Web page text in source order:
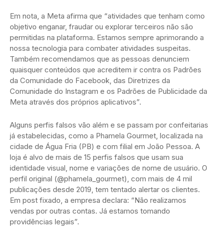
Em nota, a Meta afirma que “atividades que tenham como
objetivo enganar, fraudar ou explorar terceiros não são
permitidas na plataforma. Estamos sempre aprimorando a
nossa tecnologia para combater atividades suspeitas.
Também recomendamos que as pessoas denunciem
quaisquer conteúdos que acreditem ir contra os Padrões
da Comunidade do Facebook, das Diretrizes da
Comunidade do Instagram e os Padrões de Publicidade da
Meta através dos próprios aplicativos”.
Alguns perfis falsos vão além e se passam por confeitarias
já estabelecidas, como a Phamela Gourmet, localizada na
cidade de Água Fria (PB) e com filial em João Pessoa. A
loja é alvo de mais de 15 perfis falsos que usam sua
identidade visual, nome e variações de nome de usuário. O
perfil original (@phamela_gourmet), com mais de 4 mil
publicações desde 2019, tem tentado alertar os clientes.
Em post fixado, a empresa declara: “Não realizamos
vendas por outras contas. Já estamos tomando
providências legais”.